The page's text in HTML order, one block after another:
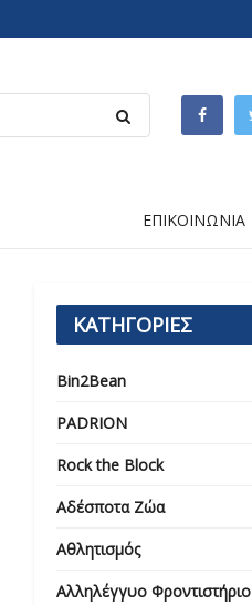
ΕΠΙΚΟΙΝΩΝΙΑ
ΚΑΤΗΓΟΡΙΕΣ
Bin2Bean
PADRION
Rock the Block
Αδέσποτα Ζώα
Αθλητισμός
Αλληλέγγυο Φροντιστήριο